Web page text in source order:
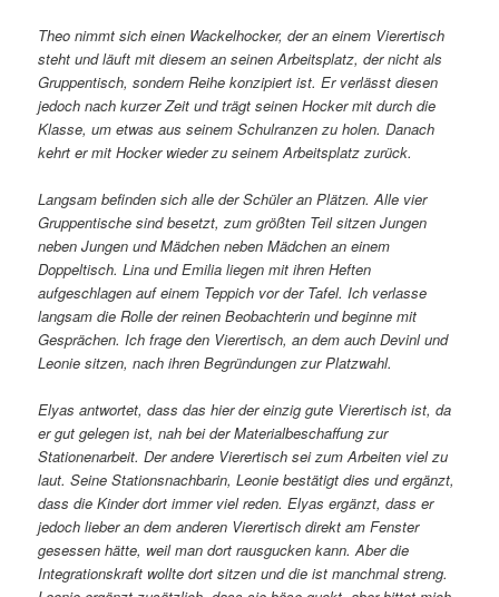
Theo nimmt sich einen Wackelhocker, der an einem Vierertisch
steht und läuft mit diesem an seinen Arbeitsplatz, der nicht als
Gruppentisch, sondern Reihe konzipiert ist. Er verlässt diesen
jedoch nach kurzer Zeit und trägt seinen Hocker mit durch die
Klasse, um etwas aus seinem Schulranzen zu holen. Danach
kehrt er mit Hocker wieder zu seinem Arbeitsplatz zurück.
Langsam befinden sich alle der Schüler an Plätzen. Alle vier
Gruppentische sind besetzt, zum größten Teil sitzen Jungen
neben Jungen und Mädchen neben Mädchen an einem
Doppeltisch. Lina und Emilia liegen mit ihren Heften
aufgeschlagen auf einem Teppich vor der Tafel. Ich verlasse
langsam die Rolle der reinen Beobachterin und beginne mit
Gesprächen. Ich frage den Vierertisch, an dem auch Devinl und
Leonie sitzen, nach ihren Begründungen zur Platzwahl.
Elyas antwortet, dass das hier der einzig gute Vierertisch ist, da
er gut gelegen ist, nah bei der Materialbeschaffung zur
Stationenarbeit. Der andere Vierertisch sei zum Arbeiten viel zu
laut. Seine Stationsnachbarin, Leonie bestätigt dies und ergänzt,
dass die Kinder dort immer viel reden. Elyas ergänzt, dass er
jedoch lieber an dem anderen Vierertisch direkt am Fenster
gesessen hätte, weil man dort rausgucken kann. Aber die
Integrationskraft wollte dort sitzen und die ist manchmal streng.